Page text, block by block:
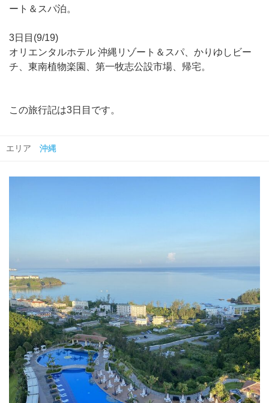
ート＆スパ泊。
3日目(9/19)
オリエンタルホテル 沖縄リゾート＆スパ、かりゆしビー
チ、東南植物楽園、第一牧志公設市場、帰宅。
この旅行記は3日目です。
エリア 沖縄